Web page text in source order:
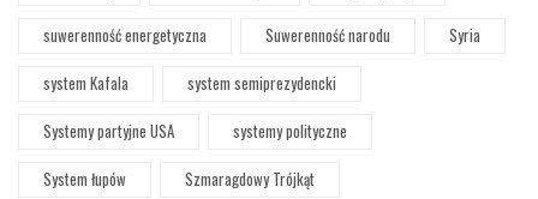
suwerenność energetyczna
Suwerenność narodu
Syria
system Kafala
system semiprezydencki
Systemy partyjne USA
systemy polityczne
System łupów
Szmaragdowy Trójkąt